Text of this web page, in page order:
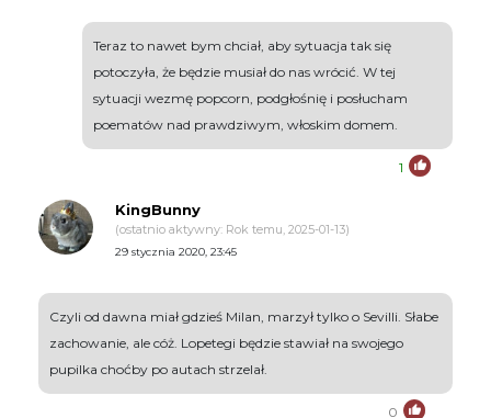
Teraz to nawet bym chciał, aby sytuacja tak się
potoczyła, że będzie musiał do nas wrócić. W tej
sytuacji wezmę popcorn, podgłośnię i posłucham
poematów nad prawdziwym, włoskim domem.
1
KingBunny
(ostatnio aktywny: Rok temu, 2025-01-13)
29 stycznia 2020, 23:45
Czyli od dawna miał gdzieś Milan, marzył tylko o Sevilli. Słabe
zachowanie, ale cóż. Lopetegi będzie stawiał na swojego
pupilka choćby po autach strzelał.
0